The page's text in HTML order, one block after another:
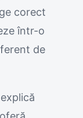
corect
într-o
de